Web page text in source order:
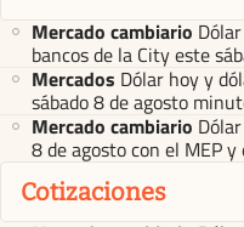
Mercado cambiario
bancos de la City este
Mercados Dólar hoy y
sábado 8 de agosto
Mercado cambiario
8 de agosto con el MEP y
Cotizaciones